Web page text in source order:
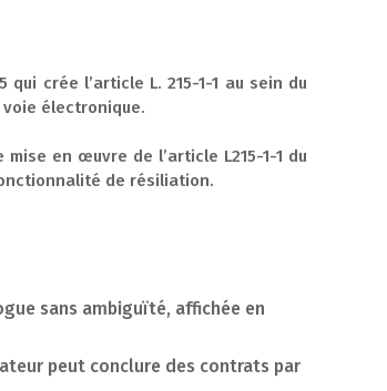
crée l’article L. 215-1-1 au sein du
électronique.
en œuvre de l’article L215-1-1 du
de résiliation.
sans ambiguïté, affichée en
peut conclure des contrats par